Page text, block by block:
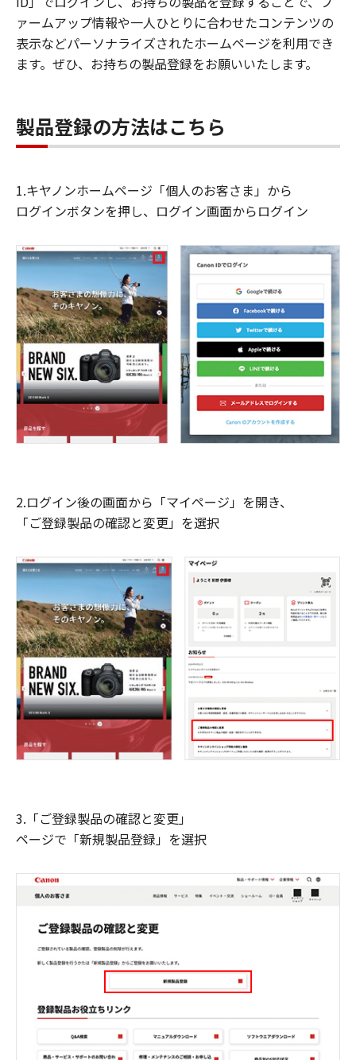
ァームアップ情報や一人ひとりに合わせたコンテンツの
表示などパーソナライズされたホームページを利用でき
ます。ぜひ、お持ちの製品登録をお願いいたします。
製品登録の方法はこちら
1.キヤノンホームページ「個人のお客さま」から
ログインボタンを押し、ログイン画面からログイン
2.ログイン後の画面から「マイページ」を開き、
「ご登録製品の確認と変更」を選択
3.「ご登録製品の確認と変更」
ページで「新規製品登録」を選択